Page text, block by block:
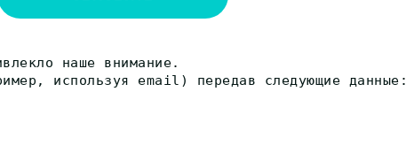
наше внимание.
используя email) передав следующие данные: